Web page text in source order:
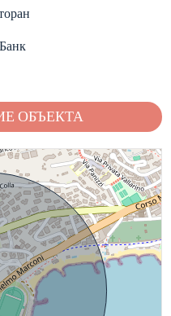
ОБЪЕКТА